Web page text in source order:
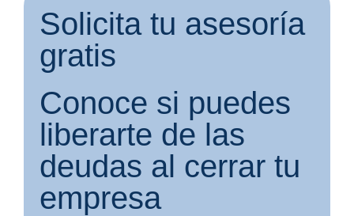
Solicita tu asesoría
gratis
Conoce si puedes
liberarte de las
deudas al cerrar tu
empresa